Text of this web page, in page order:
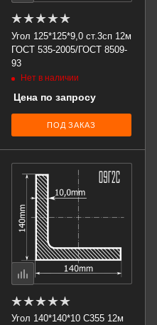
Угол 125*125*9,0 ст.3сп 12м
ГОСТ 535-2005/ГОСТ 8509-
93
Нет в наличии
Цена по запросу
ПОД ЗАКАЗ
Угол 140*140*10 С355 12м